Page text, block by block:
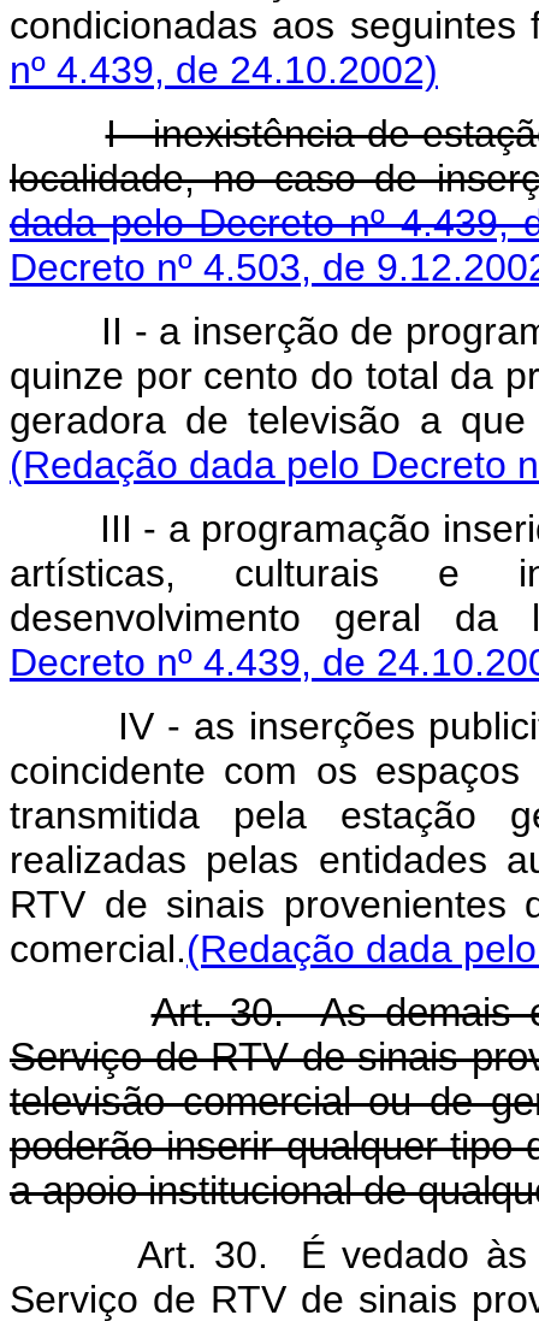
condicionadas aos seguintes
nº 4.439, de 24.10.2002)
I - inexistência de
localidade, no caso de
dada pelo Decreto nº 4.439,
Decreto nº 4.503, de
II - a inserção de
quinze por cento do total da
geradora de televisão a
(Redação dada pelo Decreto
III - a programação
artísticas, culturais e
desenvolvimento geral da
Decreto nº 4.439, de
IV - as inserções
coincidente com os
transmitida pela estação
realizadas pelas entidades
RTV de sinais provenientes
comercial.(Redação dada
Art. 30. As demais
Serviço de RTV de sinais
televisão comercial ou de
poderão inserir qualquer tipo
a apoio institucional de
Art. 30. É vedado às
Serviço de RTV de sinais